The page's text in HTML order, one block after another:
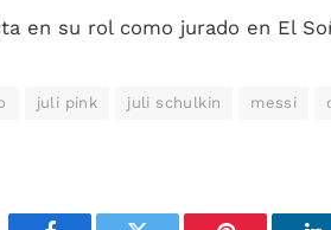
en su rol como jurado en El
juli pink juli schulkin messi